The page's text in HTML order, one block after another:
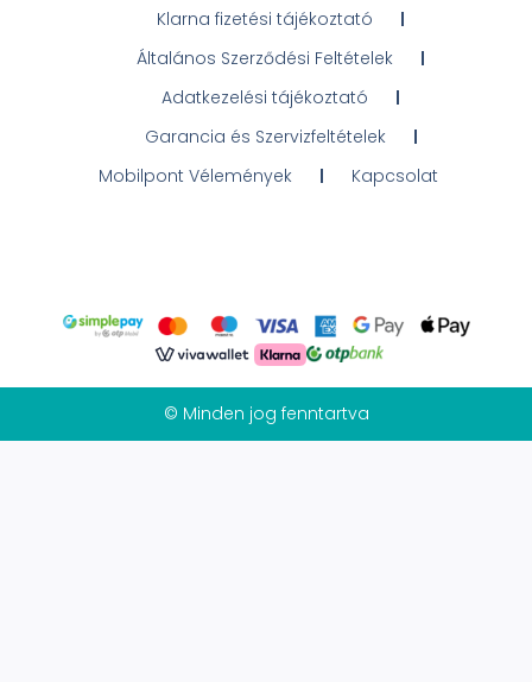
Klarna fizetési tájékoztató
Általános Szerződési Feltételek
Adatkezelési tájékoztató
Garancia és Szervizfeltételek
Mobilpont Vélemények
Kapcsolat
© Minden jog fenntartva